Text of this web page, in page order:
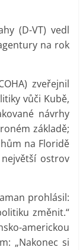
(D-VT) vedl
na rok
zveřejnil
vůči Kubě,
návrhy
základě;
na Floridě
ostrov
prohlásil:
změnit.“
americkou
„Nakonec si